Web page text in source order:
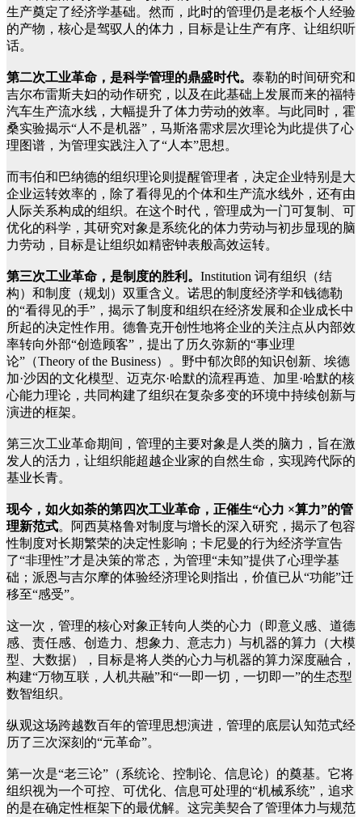
生产奠定了经济学基础。然而，此时的管理仍是老板个人经验
的产物，核心是驾驭人的体力，目标是让生产有序、让组织听
话。
第二次工业革命，是科学管理的鼎盛时代。 泰勒的时间研究和
吉尔布雷斯夫妇的动作研究，以及在此基础上发展而来的福特
汽车生产流水线，大幅提升了体力劳动的效率。与此同时，霍
桑实验揭示“人不是机器”，马斯洛需求层次理论为此提供了心
理图谱，为管理实践注入了“人本”思想。
而韦伯和巴纳德的组织理论则提醒管理者，决定企业特别是大
企业运转效率的，除了看得见的个体和生产流水线外，还有由
人际关系构成的组织。在这个时代，管理成为一门可复制、可
优化的科学，其研究对象是系统化的体力劳动与初步显现的脑
力劳动，目标是让组织如精密钟表般高效运转。
第三次工业革命，是制度的胜利。 Institution 词有组织（结
构）和制度（规划）双重含义。诺思的制度经济学和钱德勒
的“看得见的手”，揭示了制度和组织在经济发展和企业成长中
所起的决定性作用。德鲁克开创性地将企业的关注点从内部效
率转向外部“创造顾客”，提出了历久弥新的“事业理
论”（Theory of the Business）。野中郁次郎的知识创新、埃德
加·沙因的文化模型、迈克尔·哈默的流程再造、加里·哈默的核
心能力理论，共同构建了组织在复杂多变的环境中持续创新与
演进的框架。
第三次工业革命期间，管理的主要对象是人类的脑力，旨在激
发人的活力，让组织能超越企业家的自然生命，实现跨代际的
基业长青。
现今，如火如荼的第四次工业革命，正催生“心力 ×算力”的管
理新范式。阿西莫格鲁对制度与增长的深入研究，揭示了包容
性制度对长期繁荣的决定性影响；卡尼曼的行为经济学宣告
了“非理性”才是决策的常态，为管理“未知”提供了心理学基
础；派恩与吉尔摩的体验经济理论则指出，价值已从“功能”迁
移至“感受”。
这一次，管理的核心对象正转向人类的心力（即意义感、道德
感、责任感、创造力、想象力、意志力）与机器的算力（大模
型、大数据），目标是将人类的心力与机器的算力深度融合，
构建“万物互联，人机共融”和“一即一切，一切即一”的生态型
数智组织。
纵观这场跨越数百年的管理思想演进，管理的底层认知范式经
历了三次深刻的“元革命”。
第一次是“老三论”（系统论、控制论、信息论）的奠基。它将
组织视为一个可控、可优化、信息可处理的“机械系统”，追求
的是在确定性框架下的最优解。这完美契合了管理体力与规范